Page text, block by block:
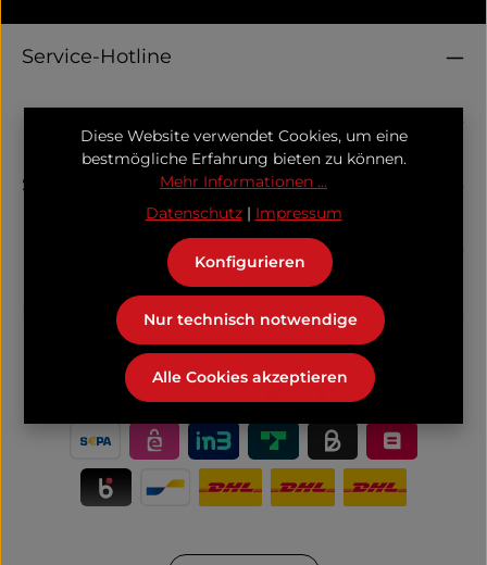
Service-Hotline
Support
Unser Kooperationspartner
Diese Website verwendet Cookies, um eine
bestmögliche Erfahrung bieten zu können.
Mehr Informationen ...
Datenschutz| Impressum
Nur technisch notwendige
Konfigurieren
Alle Cookies akzeptieren